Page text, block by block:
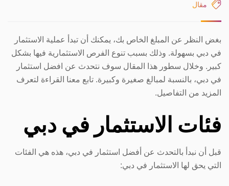
مقال
بغض النظر عن المبلغ الخاص بك، يمكنك أن تبدأ عملية الاستثمار
في دبي بسهولة. وذلك بسبب تنوع الفرص الاستثمارية فيها بشكل
كبير. وخلال سطور هذا المقال سوف نتحدث عن افضل استثمار
في دبي، بالنسبة لمبالغ صغيرة وكبيرة. تابع معنا القراءة لتعرف
المزيد من التفاصيل.
فئات الاستثمار في دبي
قبل أن نبدأ بالتحدث عن أفضل استثمار في دبي، هذه هي الفئات
التي يحق لها الاستثمار في دبي: